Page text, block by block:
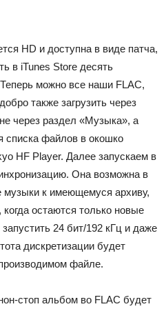
HD и доступна в виде патча,
в iTunes Store десять
можно все наши FLAC,
также загрузить через
через раздел «Музыка», а
списка файлов в окошко
HF Player. Далее запускаем в
Она возможна в
музыки к имеющемуся архиву,
остаются только новые
24 бит/192 кГц и даже
дискретизации будет
файле.
стоп альбом во FLAC будет